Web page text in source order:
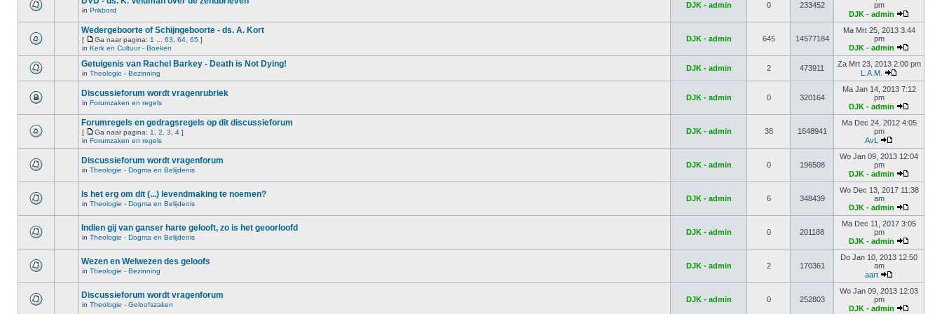
in Prikbord
DJK - admin 0 233452
pm
DJK - admin
Wedergeboorte of Schijngeboorte - ds. A. Kort
[ Ga naar pagina: 1 63 64 65 ]
in Kerk en Cultuur - Boeken
DJK - admin 645 14577184
Ma Mrt 25, 2013 3:44
pm
DJK - admin
Getuigenis van Rachel Barkey - Death is Not Dying!
in Theologie - Bezinning
DJK - admin 2 473911
Za Mrt 23, 2013 2:00 pm
L.A.M.
Discussieforum wordt vragenrubriek
in Forumzaken en regels
DJK - admin 0 320164
Ma Jan 14, 2013 7:12
pm
DJK - admin
Forumregels en gedragsregels op dit discussieforum
[ Ga naar pagina: 1 2 3 4 ]
in Forumzaken en regels
DJK - admin 38 1648941
Ma Dec 24, 2012 4:05
pm
AvL
Discussieforum wordt vragenforum
in Theologie - Dogma en Belijdenis
DJK - admin 0 196508
Wo Jan 09, 2013 12:04
pm
DJK - admin
Is het erg om dit (...) levendmaking te noemen?
in Theologie - Dogma en Belijdenis
DJK - admin 6 348439
Wo Dec 13, 2017 11:38
am
DJK - admin
Indien gij van ganser harte gelooft, zo is het geoorloofd
in Theologie - Dogma en Belijdenis
DJK - admin 0 201188
Ma Dec 11, 2017 3:05
pm
DJK - admin
Wezen en Welwezen des geloofs
in Theologie - Bezinning
DJK - admin 2 170361
Do Jan 10, 2013 12:50
am
aart
Discussieforum wordt vragenforum
in Theologie - Geloofszaken
DJK - admin 0 252803
Wo Jan 09, 2013 12:03
pm
DJK - admin